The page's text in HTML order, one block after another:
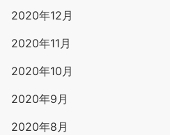
2020年12月
2020年11月
2020年10月
2020年9月
2020年8月